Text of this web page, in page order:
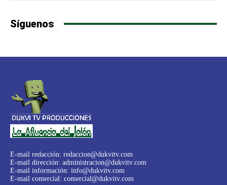
Síguenos
E-mail redacción: redaccion@dukvitv.com
E-mail dirección: administracion@dukvitv.com
E-mail información: info@dukvitv.com
E-mail comercial: comercial@dukvitv.com